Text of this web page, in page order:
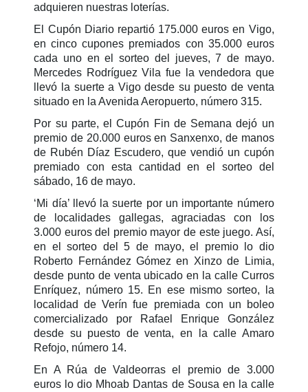
adquieren nuestras loterías.
El Cupón Diario repartió 175.000 euros en Vigo,
en cinco cupones premiados con 35.000 euros
cada uno en el sorteo del jueves, 7 de mayo.
Mercedes Rodríguez Vila fue la vendedora que
llevó la suerte a Vigo desde su puesto de venta
situado en la Avenida Aeropuerto, número 315.
Por su parte, el Cupón Fin de Semana dejó un
premio de 20.000 euros en Sanxenxo, de manos
de Rubén Díaz Escudero, que vendió un cupón
premiado con esta cantidad en el sorteo del
sábado, 16 de mayo.
‘Mi día’ llevó la suerte por un importante número
de localidades gallegas, agraciadas con los
3.000 euros del premio mayor de este juego. Así,
en el sorteo del 5 de mayo, el premio lo dio
Roberto Fernández Gómez en Xinzo de Limia,
desde punto de venta ubicado en la calle Curros
Enríquez, número 15. En ese mismo sorteo, la
localidad de Verín fue premiada con un boleo
comercializado por Rafael Enrique González
desde su puesto de venta, en la calle Amaro
Refojo, número 14.
En A Rúa de Valdeorras el premio de 3.000
euros lo dio Mhoab Dantas de Sousa en la calle